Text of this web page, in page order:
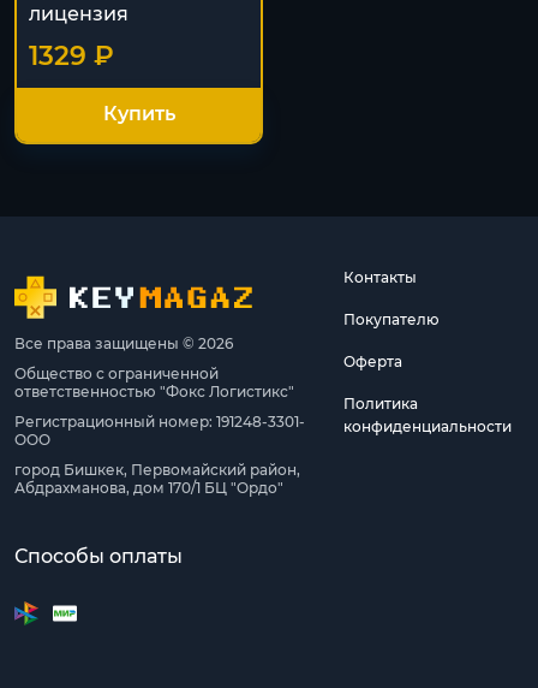
лицензия
1329 ₽
Купить
Все права защищены © 2026
Общество с ограниченной
ответственностью "Фокс Логистикс"
Регистрационный номер: 191248-3301-
ООО
город Бишкек, Первомайский район,
Абдрахманова, дом 170/1 БЦ "Ордо"
Контакты
Покупателю
Оферта
Политика
конфиденциальности
Способы оплаты